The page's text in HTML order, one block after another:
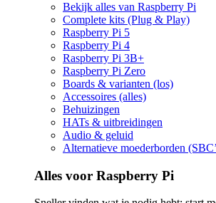
Bekijk alles van Raspberry Pi
Complete kits (Plug & Play)
Raspberry Pi 5
Raspberry Pi 4
Raspberry Pi 3B+
Raspberry Pi Zero
Boards & varianten (los)
Accessoires (alles)
Behuizingen
HATs & uitbreidingen
Audio & geluid
Alternatieve moederborden
Alles voor Raspberry Pi